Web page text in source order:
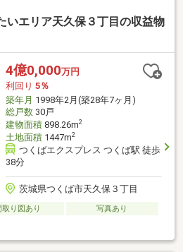
いエリア天久保３丁目の収益物
4億0,000万円
利回り 5％
築年月 1998年2月(築28年7ヶ月)
総戸数30戸
建物面積898.26m2
土地面積1447m2
つくばエクスプレス つくば駅 徒歩
38分
茨城県つくば市天久保３丁目
取り図あり
写真あり